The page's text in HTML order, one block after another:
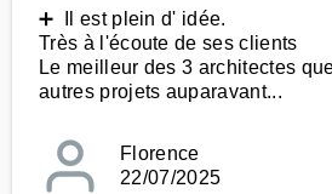
➕ Il est plein d' idée.
Très à l'écoute de ses clients
Le meilleur des 3 architectes
autres projets auparavant...
Florence
22/07/2025